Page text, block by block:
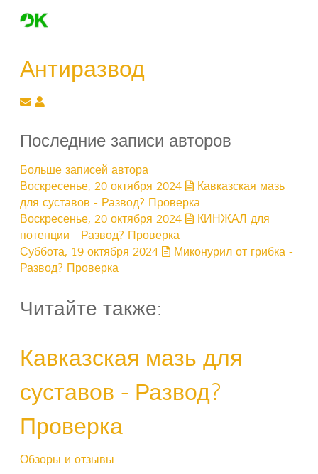
Антиразвод
Подписаться на обновление автора
Антиразвод
Последние записи авторов
Больше записей автора
Воскресенье, 20 октября 2024
Кавказская мазь
для суставов - Развод? Проверка
Воскресенье, 20 октября 2024
КИНЖАЛ для
потенции - Развод? Проверка
Суббота, 19 октября 2024
Миконурил от грибка -
Развод? Проверка
Читайте также:
Кавказская мазь для
суставов - Развод?
Проверка
Обзоры и отзывы